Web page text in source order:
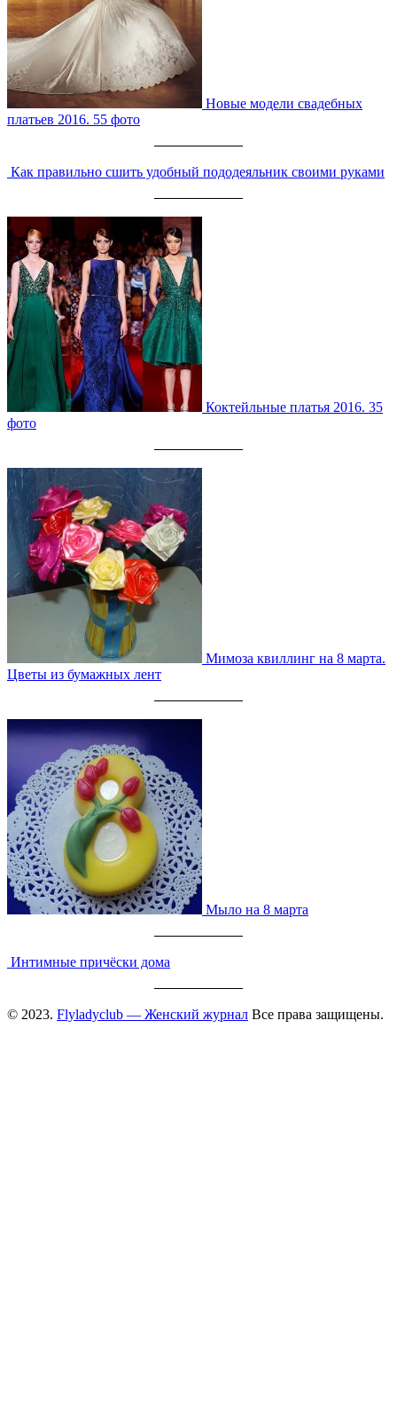
Новые модели свадебных
платьев 2016. 55 фото
Как правильно сшить удобный пододеяльник своими руками
Коктейльные платья 2016. 35
фото
Мимоза квиллинг на 8 марта.
Цветы из бумажных лент
Мыло на 8 марта
Интимные причёски дома
© 2023. Flyladyclub — Женский журнал Все права защищены.